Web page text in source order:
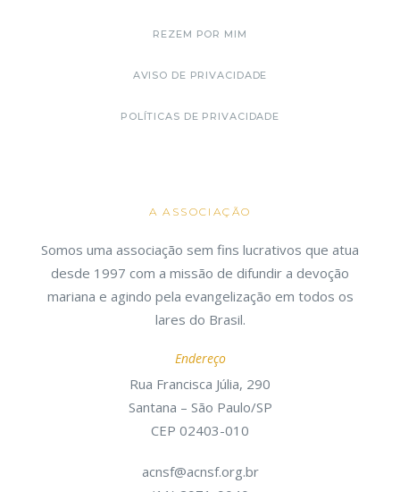
REZEM POR MIM
AVISO DE PRIVACIDADE
POLÍTICAS DE PRIVACIDADE
A ASSOCIAÇÃO
Somos uma associação sem fins lucrativos que atua
desde 1997 com a missão de difundir a devoção
mariana e agindo pela evangelização em todos os
lares do Brasil.
Endereço
Rua Francisca Júlia, 290
Santana – São Paulo/SP
CEP 02403-010
acnsf@acnsf.org.br